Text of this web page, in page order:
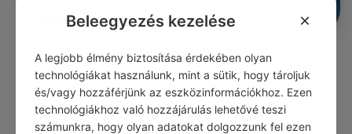
Load More Posts
Beleegyezés kezelése ×
A legjobb élmény biztosítása érdekében olyan
technológiákat használunk, mint a sütik, hogy tároljuk
és/vagy hozzáférjünk az eszközinformációkhoz. Ezen
technológiákhoz való hozzájárulás lehetővé teszi
számunkra, hogy olyan adatokat dolgozzunk fel ezen